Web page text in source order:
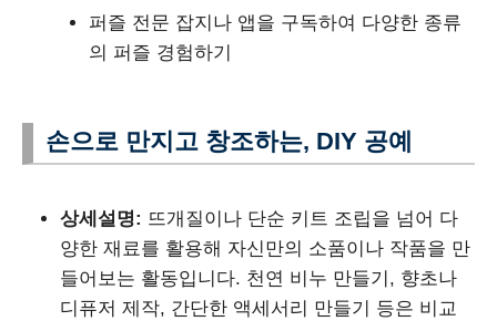
퍼즐 전문 잡지나 앱을 구독하여 다양한 종류
의 퍼즐 경험하기
손으로 만지고 창조하는, DIY 공예
상세설명: 뜨개질이나 단순 키트 조립을 넘어 다
양한 재료를 활용해 자신만의 소품이나 작품을 만
들어보는 활동입니다. 천연 비누 만들기, 향초나
디퓨저 제작, 간단한 액세서리 만들기 등은 비교